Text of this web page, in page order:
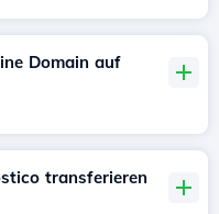
Domain auf
transferieren